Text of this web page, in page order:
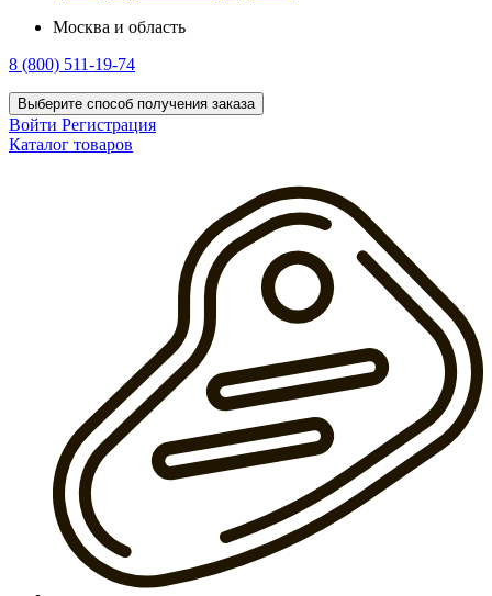
Москва и область
8 (800) 511-19-74
Выберите способ получения заказа
Войти Регистрация
Каталог товаров